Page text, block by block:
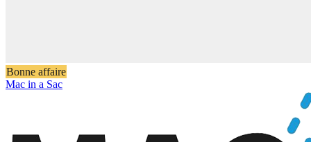
Bonne affaire
Mac in a Sac